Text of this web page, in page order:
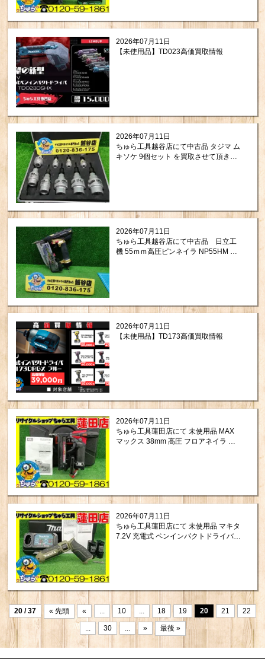
2026年07月11日
【未使用品】TD023高価買取情報
2026年07月11日
ちゅら工具越谷店にて中古品 タジマ ム
キソケ 9個セット を買取させて頂きま
2026年07月11日
ちゅら工具越谷店にて中古品 日立工
機 55ｍｍ高圧ピンネイラ NP55HM を
2026年07月11日
【未使用品】TD173高価買取情報
2026年07月11日
ちゅら工具蓮田店にて 未使用品 MAX
マックス 38mm 高圧 フロアネイラ エ
2026年07月11日
ちゅら工具蓮田店にて 未使用品 マキタ
7.2V 充電式 ペンインパクトドライバ
20 / 37 « 先頭 « 10 18 19 20 21 22
30 » 最後 »